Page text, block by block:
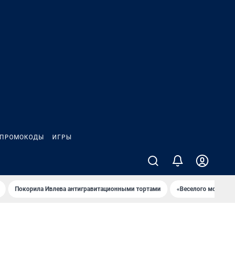
ПРОМОКОДЫ ИГРЫ
Покорила Ивлева антигравитационными тортами «Веселого